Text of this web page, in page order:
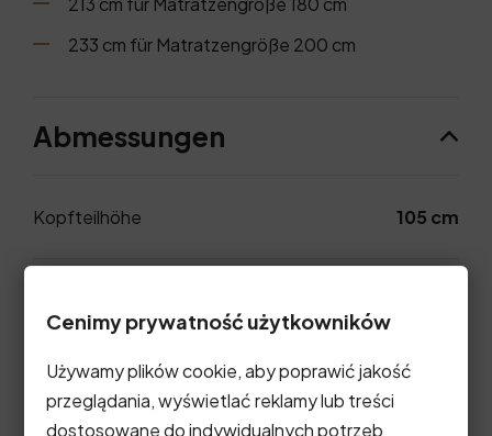
233 cm für Matratzengröße 200 cm
Abmessungen
Kopfteilhöhe 105 cm
Fotogalerie
Cenimy prywatność użytkowników
Używamy plików cookie, aby poprawić jakość
przeglądania, wyświetlać reklamy lub treści
dostosowane do indywidualnych potrzeb